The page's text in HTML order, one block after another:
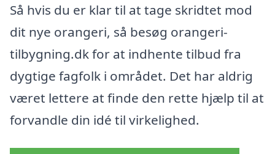
Så hvis du er klar til at tage skridtet mod
dit nye orangeri, så besøg orangeri-
tilbygning.dk for at indhente tilbud fra
dygtige fagfolk i området. Det har aldrig
været lettere at finde den rette hjælp til at
forvandle din idé til virkelighed.